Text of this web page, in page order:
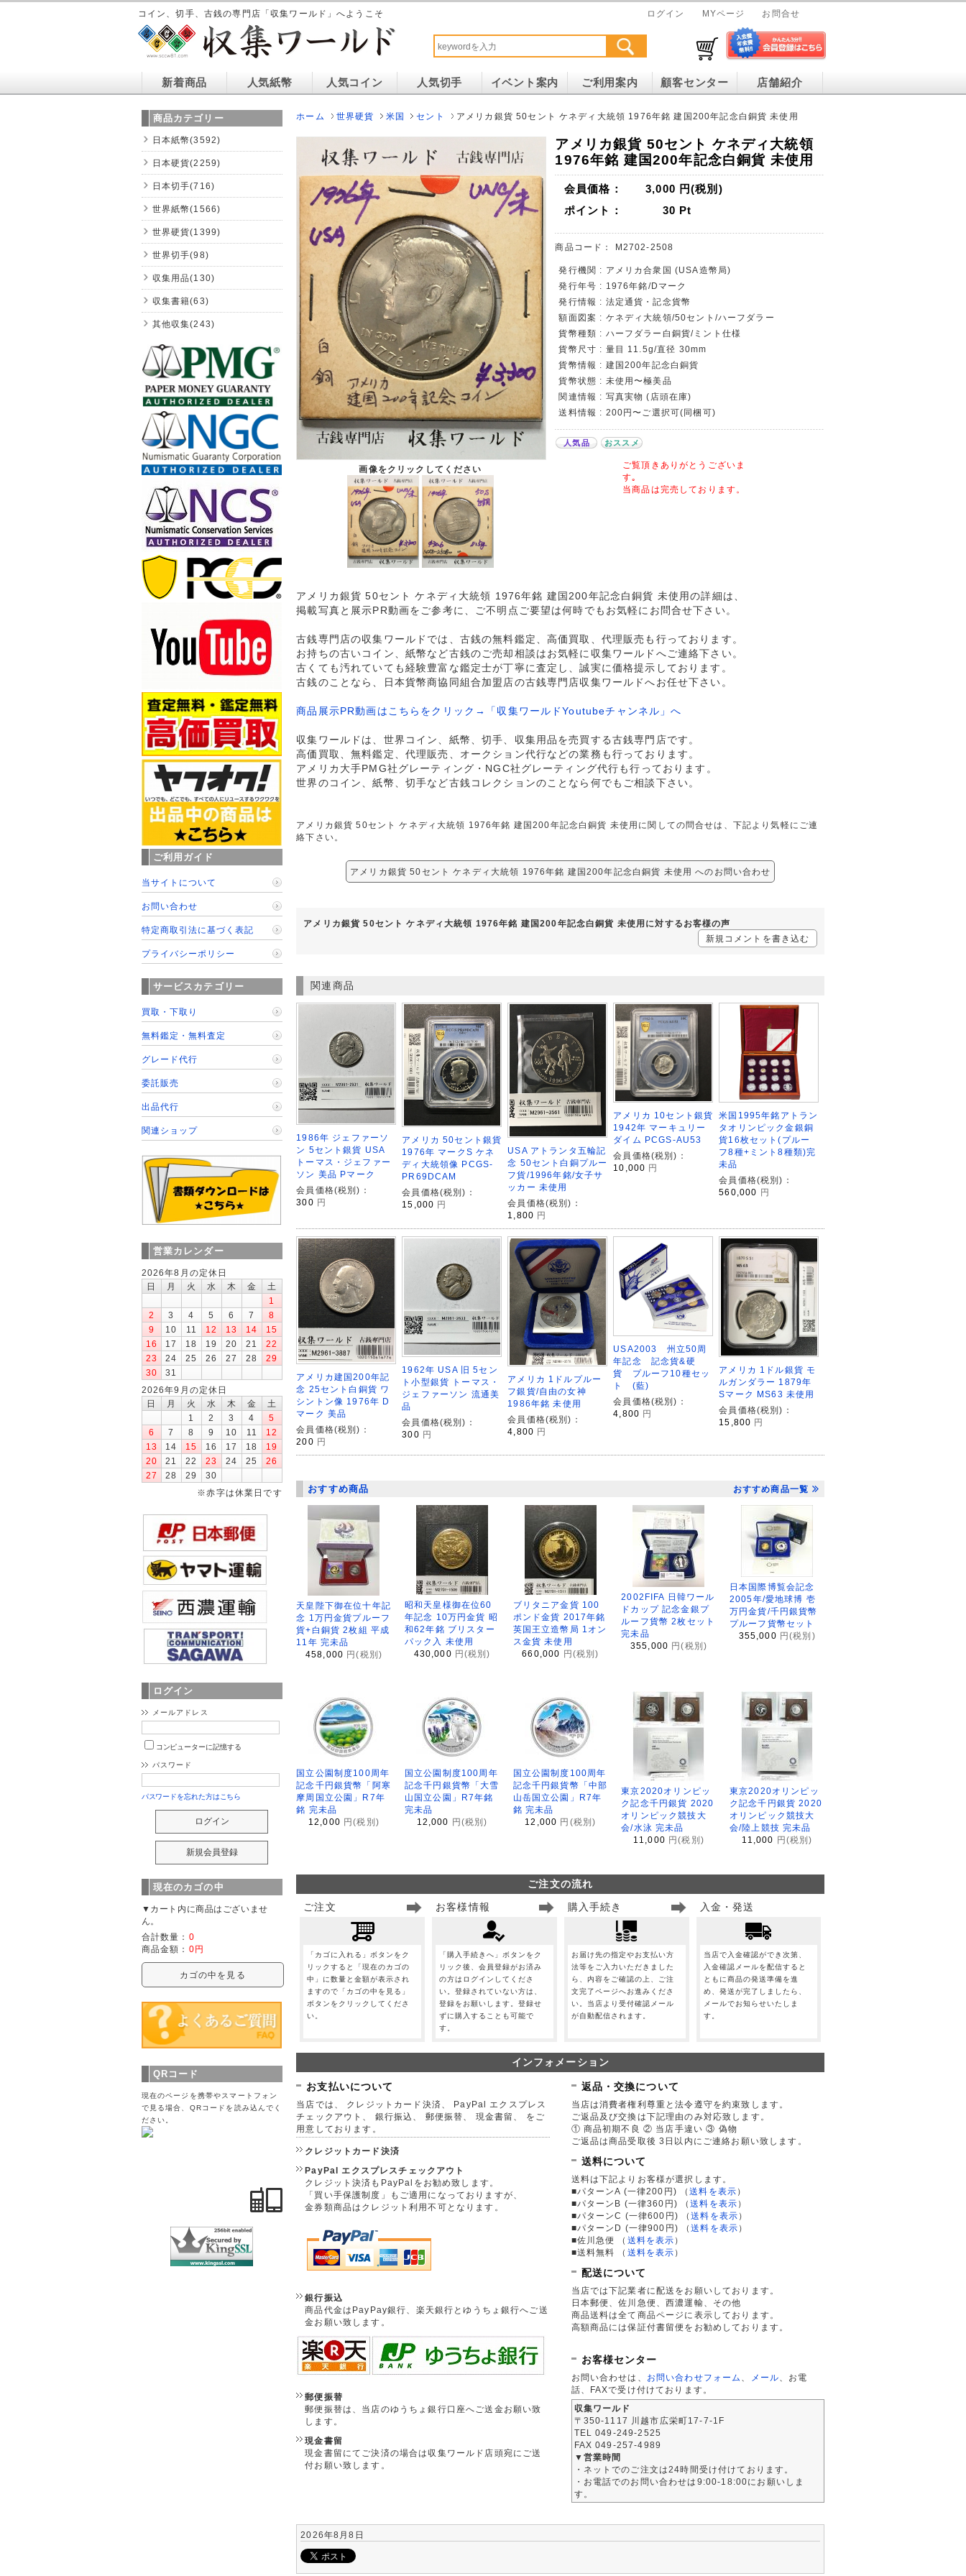
コイン、切手、古銭の専門店「収集ワールド」へようこそ ログイン MYページ お問合せ
新着商品 人気紙幣 人気コイン 人気切手 イベント案内 ご利用案内 顧客センター 店舗紹介
ホーム 世界硬貨 米国 セント アメリカ銀貨 50セント ケネディ大統領 1976年銘 建国200年記念白銅貨 未使用
画像をクリックしてください
アメリカ銀貨 50セント ケネディ大統領
1976年銘 建国200年記念白銅貨 未使用
会員価格： 3,000 円(税別)
ポイント：
30 Pt
商品コード： M2702-2508
発行機関 : アメリカ合衆国 (USA造幣局)
発行年号 : 1976年銘/Dマーク
発行情報 : 法定通貨・記念貨幣
額面図案 : ケネディ大統領/50セント/ハーフダラー
貨幣種類 : ハーフダラー白銅貨/ミント仕様
貨幣尺寸 : 量目 11.5g/直径 30mm
貨幣情報 : 建国200年記念白銅貨
貨幣状態 : 未使用〜極美品
関連情報 : 写真実物 (店頭在庫)
送料情報 : 200円〜ご選択可(同梱可)
人気品 おススメ
ご覧頂きありがとうございま
す｡
当商品は完売しております。
アメリカ銀貨 50セント ケネディ大統領 1976年銘 建国200年記念白銅貨 未使用の詳細は、
掲載写真と展示PR動画をご参考に、ご不明点ご要望は何時でもお気軽にお問合せ下さい。
古銭専門店の収集ワールドでは、古銭の無料鑑定、高価買取、代理販売も行っております。
お持ちの古いコイン、紙幣など古銭のご売却相談はお気軽に収集ワールドへご連絡下さい。
古くても汚れていても経験豊富な鑑定士が丁寧に査定し、誠実に価格提示しております。
古銭のことなら、日本貨幣商協同組合加盟店の古銭専門店収集ワールドへお任せ下さい。
商品展示PR動画はこちらをクリック→「収集ワールドYoutubeチャンネル」へ
収集ワールドは、世界コイン、紙幣、切手、収集用品を売買する古銭専門店です。
高価買取、無料鑑定、代理販売、オークション代行などの業務も行っております。
アメリカ大手PMG社グレーティング・NGC社グレーティング代行も行っております。
世界のコイン、紙幣、切手など古銭コレクションのことなら何でもご相談下さい。
アメリカ銀貨 50セント ケネディ大統領 1976年銘 建国200年記念白銅貨 未使用に関しての問合せは、下記より気軽にご連
絡下さい。
アメリカ銀貨 50セント ケネディ大統領 1976年銘 建国200年記念白銅貨 未使用 へのお問い合わせ
アメリカ銀貨 50セント ケネディ大統領 1976年銘 建国200年記念白銅貨 未使用に対するお客様の声
新規コメントを書き込む
関連商品
1986年 ジェファーソ
ン 5セント銀貨 USA
トーマス・ジェファー
ソン 美品 Pマーク
会員価格(税別)：
300 円
アメリカ 50セント銀貨
1976年 マークS ケネ
ディ大統領像 PCGS-
PR69DCAM
会員価格(税別)：
15,000 円
USA アトランタ五輪記
念 50セント白銅プルー
フ貨/1996年銘/女子サ
ッカー 未使用
会員価格(税別)：
1,800 円
アメリカ 10セント銀貨
1942年 マーキュリー
ダイム PCGS-AU53
会員価格(税別)：
10,000 円
米国1995年銘アトラン
タオリンピック金銀銅
貨16枚セット(プルー
フ8種+ミント8種類)完
未品
会員価格(税別)：
560,000 円
アメリカ建国200年記
念 25セント白銅貨 ワ
シントン像 1976年 D
マーク 美品
会員価格(税別)：
200 円
1962年 USA 旧 5セン
ト小型銀貨 トーマス・
ジェファーソン 流通美
品
会員価格(税別)：
300 円
アメリカ 1ドルプルー
フ銀貨/自由の女神
1986年銘 未使用
会員価格(税別)：
4,800 円
USA2003 州立50周
年記念 記念貨&硬
貨 プルーフ10種セッ
ト (藍)
会員価格(税別)：
4,800 円
アメリカ 1ドル銀貨 モ
ルガンダラー 1879年
Sマーク MS63 未使用
会員価格(税別)：
15,800 円
おすすめ商品 おすすめ商品一覧
天皇陛下御在位十年記
念 1万円金貨プルーフ
貨+白銅貨 2枚組 平成
11年 完未品
458,000 円(税別)
昭和天皇様御在位60
年記念 10万円金貨 昭
和62年銘 ブリスター
パック入 未使用
430,000 円(税別)
ブリタニア金貨 100
ポンド金貨 2017年銘
英国王立造幣局 1オン
ス金貨 未使用
660,000
円(税別)
2002FIFA 日韓ワール
ドカップ 記念金銀プ
ルーフ貨幣 2枚セット
完未品
355,000 円(税別)
日本国際博覧会記念
2005年/愛地球博 壱
万円金貨/千円銀貨幣
プルーフ貨幣セット
355,000 円(税別)
国立公園制度100周年
記念千円銀貨幣「阿寒
摩周国立公園」R7年
銘 完未品
12,000 円(税別)
国立公園制度100周年
記念千円銀貨幣「大雪
山国立公園」R7年銘
完未品
12,000 円(税別)
国立公園制度100周年
記念千円銀貨幣「中部
山岳国立公園」R7年
銘 完未品
12,000 円(税別)
東京2020オリンピッ
ク記念千円銀貨 2020
オリンピック競技大
会/水泳 完未品
11,000 円(税別)
東京2020オリンピッ
ク記念千円銀貨 2020
オリンピック競技大
会/陸上競技 完未品
11,000 円(税別)
ご注文の流れ
ご注文
「カゴに入れる」ボタンをク
リックすると「現在のカゴの
中」に数量と金額が表示され
ますので「カゴの中を見る」
ボタンをクリックしてくださ
い。
お客様情報
「購入手続きへ」ボタンをク
リック後、会員登録がお済み
の方はログインしてくださ
い。登録されていない方は、
登録をお願いします。登録せ
ずに購入することも可能で
す。
購入手続き
お届け先の指定やお支払い方
法等をご入力いただきました
ら、内容をご確認の上、ご注
文完了ページへお進みくださ
い。当店より受付確認メール
が自動配信されます。
入金・発送
当店で入金確認ができ次第、
入金確認メールを配信すると
ともに商品の発送準備を進
め、発送が完了しましたら、
メールでお知らせいたしま
す。
インフォメーション
お支払いについて
当店では、 クレジットカード決済、 PayPal エクスプレス
チェックアウト、 銀行振込、 郵便振替、 現金書留、 をご
用意しております。
クレジットカード決済
PayPal エクスプレスチェックアウト
クレジット決済もPayPalをお勧め致します。
「買い手保護制度」もご適用になっておりますが、
金券類商品はクレジット利用不可となります。
銀行振込
商品代金はPayPay銀行、楽天銀行とゆうちょ銀行へご送
金お願い致します。
郵便振替
郵便振替は、当店のゆうちょ銀行口座へご送金お願い致
します。
現金書留
現金書留にてご決済の場合は収集ワールド店頭宛にご送
付お願い致します。
返品・交換について
当店は消費者権利尊重と法令遵守を約束致します。
ご返品及び交換は下記理由のみ対応致します。
① 商品初期不良 ② 当店手違い ③ 偽物
ご返品は商品受取後 3日以内にご連絡お願い致します。
送料について
送料は下記よりお客様が選択します。
■パターンA (一律200円)
（送料を表示 ）
■パターンB (一律360円)
（送料を表示 ）
■パターンC (一律600円)
（送料を表示 ）
■パターンD (一律900円)
（送料を表示 ）
■佐川急便
（ 送料を表示 ）
■送料無料
（ 送料を表示 ）
配送について
当店では下記業者に配送をお願いしております。
日本郵便、佐川急便、西濃運輸、その他
商品送料は全て商品ページに表示しております。
高額商品には保証付書留便をお勧めしております。
お客様センター
お問い合わせは、 お問い合わせフォーム メール 、お電
話、FAXで受け付けております。
収集ワールド
〒350-1117 川越市広栄町17-7-1F
TEL 049-249-2525
FAX 049-257-4989
▼営業時間
・ネットでのご注文は24時間受け付けております。
・お電話でのお問い合わせは9:00-18:00にお願いしま
す。
2026年8月8日
商品カテゴリー
日本紙幣(3592)
日本硬貨(2259)
日本切手(716)
世界紙幣(1566)
世界硬貨(1399)
世界切手(98)
収集用品(130)
収集書籍(63)
其他収集(243)
ご利用ガイド
当サイトについて
お問い合わせ
特定商取引法に基づく表記
プライバシーポリシー
サービスカテゴリー
買取・下取り
無料鑑定・無料査定
グレード代行
委託販売
出品代行
関連ショップ
営業カレンダー
2026年8月の定休日
日
月 火 水 木 金
土
1
2
3 4 5 6 7
8
9
10 11 12 13 14
15
16
17 18 19 20 21
22
23
24 25 26 27 28
29
30
31
2026年9月の定休日
日
月 火 水 木 金
土
1
2 3 4
5
6
7 8 9 10 11
12
13
14 15 16 17 18
19
20
21 22 23 24 25
26
27
28 29
30
※赤字は休業日です
ログイン
メールアドレス
コンピューターに記憶する
パスワード
パスワードを忘れた方はこちら
現在のカゴの中
▼カート内に商品はございませ
ん。
合計数量： 0
商品金額： 0円
カゴの中を見る
QRコード
現在のページを携帯やスマートフォン
で見る場合、QRコードを読み込んでく
ださい。